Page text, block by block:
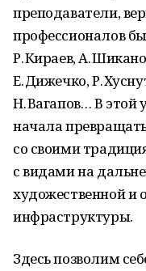
преподаватели,
профессионалов
Р. Кираев, А.
Е. Дижечко, Р.
Н. Вагапов… В
начала
со своими
с видами на
художественной и
инфраструктуры.
Здесь позволим